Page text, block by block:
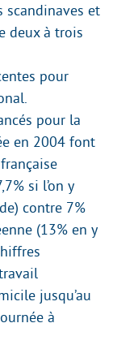
scandinaves et
deux à trois
pour
pour la
en 2004 font
si l’on y
contre 7%
(13% en y
jusqu’au
à